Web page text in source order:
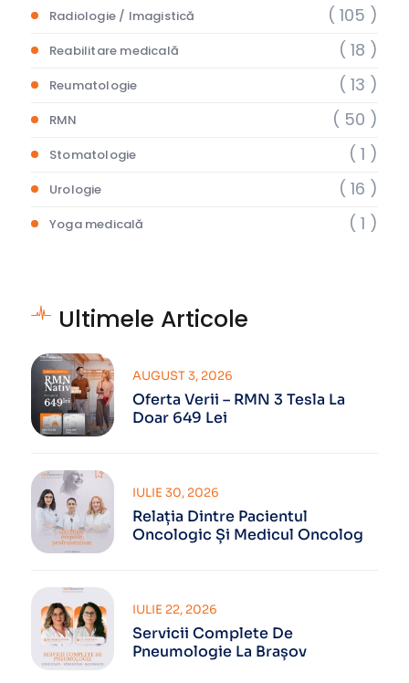
Radiologie / Imagistică ( 105 )
Reabilitare medicală ( 18 )
Reumatologie ( 13 )
RMN ( 50 )
Stomatologie ( 1 )
Urologie ( 16 )
Yoga medicală ( 1 )
Ultimele Articole
Oferta Verii – RMN 3 Tesla La
Doar 649 Lei
AUGUST 3, 2026
Relația Dintre Pacientul
Oncologic Și Medicul Oncolog
IULIE 30, 2026
Servicii Complete De
Pneumologie La Brașov
IULIE 22, 2026